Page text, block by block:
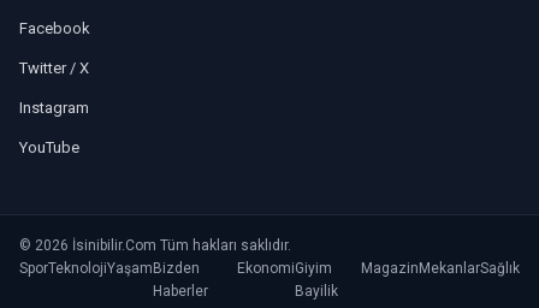
Facebook
Twitter / X
Instagram
YouTube
© 2026 İsinibilir.Com Tüm hakları saklıdır.
SporTeknolojiYaşamBizden
Haberler
EkonomiGiyim
Bayilik
MagazinMekanlarSağlık